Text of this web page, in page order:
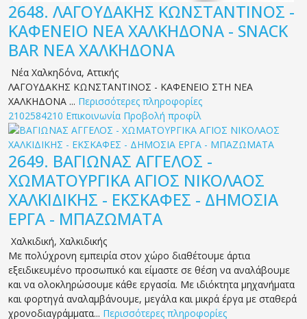
2648. ΛΑΓΟΥΔΑΚΗΣ ΚΩΝΣΤΑΝΤΙΝΟΣ -
ΚΑΦΕΝΕΙΟ ΝΕΑ ΧΑΛΚΗΔΟΝΑ - SNACK
BAR ΝΕΑ ΧΑΛΚΗΔΟΝΑ
Νέα Χαλκηδόνα, Αττικής
ΛΑΓΟΥΔΑΚΗΣ ΚΩΝΣΤΑΝΤΙΝΟΣ - ΚΑΦΕΝΕΙΟ ΣΤΗ ΝΕΑ
ΧΑΛΚΗΔΟΝΑ ... Περισσότερες πληροφορίες
2102584210 Επικοινωνία Προβολή προφίλ
2649. ΒΑΓΙΩΝΑΣ ΑΓΓΕΛΟΣ -
ΧΩΜΑΤΟΥΡΓΙΚΑ ΑΓΙΟΣ ΝΙΚΟΛΑΟΣ
ΧΑΛΚΙΔΙΚΗΣ - ΕΚΣΚΑΦΕΣ - ΔΗΜΟΣΙΑ
ΕΡΓΑ - ΜΠΑΖΩΜΑΤΑ
Χαλκιδική, Χαλκιδικής
Με πολύχρονη εμπειρία στον χώρο διαθέτουμε άρτια
εξειδικευμένο προσωπικό και είμαστε σε θέση να αναλάβουμε
και να ολοκληρώσουμε κάθε εργασία. Με ιδιόκτητα μηχανήματα
και φορτηγά αναλαμβάνουμε, μεγάλα και μικρά έργα με σταθερά
χρονοδιαγράμματα... Περισσότερες πληροφορίες